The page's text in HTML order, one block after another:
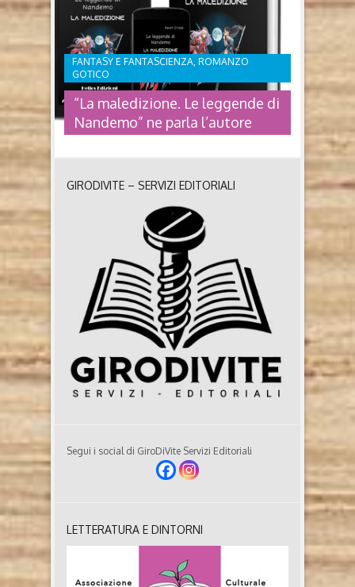
FANTASY E FANTASCIENZA, ROMANZO
GOTICO
“La maledizione. Le leggende di
Nandemo” ne parla l’autore
“LA MALEDIZIONE. LE LEGGENDE
DI NANDEMO” NE PARLA
La maledizione. Le leggende di Nandemo di Kevin
Crises (Helios Edizioni, 2021) Un mondo statico,
racchiuso in una barriera impenetrabile. Una regina
di un regno radiante e luminoso. Un’armata
distruttiva che sta consumando le terre come una
piaga che trasforma gli individui in esseri tutti
uguali. Un nemico nascosto da secoli guida questo
flagello devastante ..
GIRODIVITE – SERVIZI EDITORIALI
Segui i social di GiroDiVite Servizi Editoriali
LETTERATURA E DINTORNI